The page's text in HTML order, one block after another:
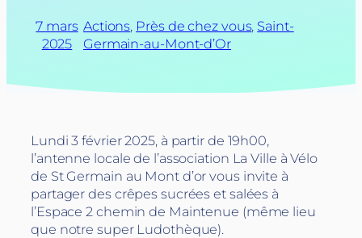
7 mars
2025
Actions, Près de chez vous, Saint-
Germain-au-Mont-d’Or
Lundi 3 février 2025, à partir de 19h00,
l’antenne locale de l’association La Ville à Vélo
de St Germain au Mont d’or vous invite à
partager des crêpes sucrées et salées à
l’Espace 2 chemin de Maintenue (même lieu
que notre super Ludothèque).